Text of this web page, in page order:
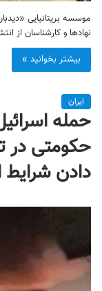
موسسه بریتانیایی
نهادها و کارشناسان از
بیشتر بخوانید »
ایران
حمله
حکومتی در
دادن شرایط